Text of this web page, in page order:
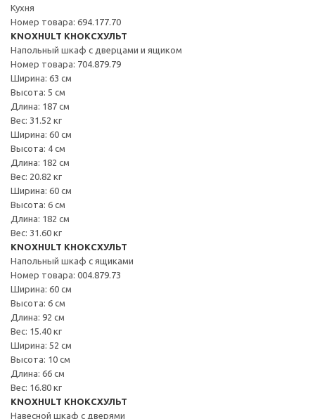
Кухня
Номер товара: 694.177.70
KNOXHULT КНОКСХУЛЬТ
Напольный шкаф с дверцами и ящиком
Номер товара: 704.879.79
Ширина: 63 см
Высота: 5 см
Длина: 187 см
Вес: 31.52 кг
Ширина: 60 см
Высота: 4 см
Длина: 182 см
Вес: 20.82 кг
Ширина: 60 см
Высота: 6 см
Длина: 182 см
Вес: 31.60 кг
KNOXHULT КНОКСХУЛЬТ
Напольный шкаф с ящиками
Номер товара: 004.879.73
Ширина: 60 см
Высота: 6 см
Длина: 92 см
Вес: 15.40 кг
Ширина: 52 см
Высота: 10 см
Длина: 66 см
Вес: 16.80 кг
KNOXHULT КНОКСХУЛЬТ
Навесной шкаф с дверями